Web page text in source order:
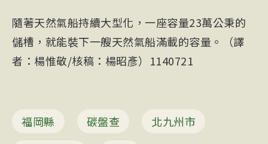
隨著天然氣船持續大型化，一座容量23萬公秉的
儲槽，就能裝下一艘天然氣船滿載的容量。（譯
者：楊惟敬/核稿：楊昭彥）1140721
福岡縣 碳盤查
北九州市